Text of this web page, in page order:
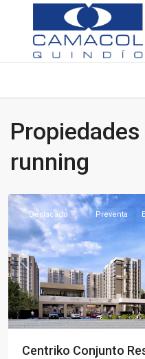
running
Norte
Previous
Destacado Preventa
Centriko Conjunto